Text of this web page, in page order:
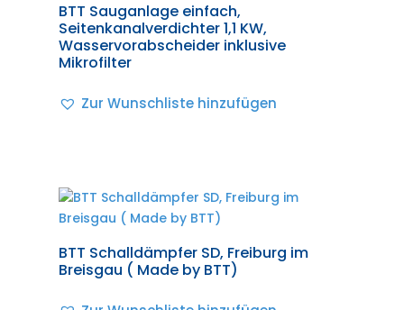
BTT Sauganlage einfach,
Seitenkanalverdichter 1,1 KW,
Wasservorabscheider inklusive
Mikrofilter
Zur Wunschliste hinzufügen
BTT Schalldämpfer SD, Freiburg im
Breisgau ( Made by BTT)